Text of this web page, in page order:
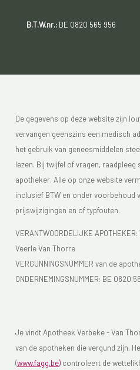
B.T.W.nr.:BE 0820 565 956
De gegevens op deze website zijn
vervangen geenszins een medisch
het gebruik van geneesmiddelen
lezen. Bij twijfel of vragen,
apotheker. Alle op onze website
inclusief BTW en onder voorbehoud
prijswijzigingen en of typfouten.
VERANTWOORDELIJKE
Veerle Van Thorre
VERGUNNINGSNUMMER van de
ONDERNEMINGSNUMMER: BE 0820
Je vindt Apotheek Verbeke - Van
van de apotheken die vergund zijn.
(www.fagg.be) controleert de